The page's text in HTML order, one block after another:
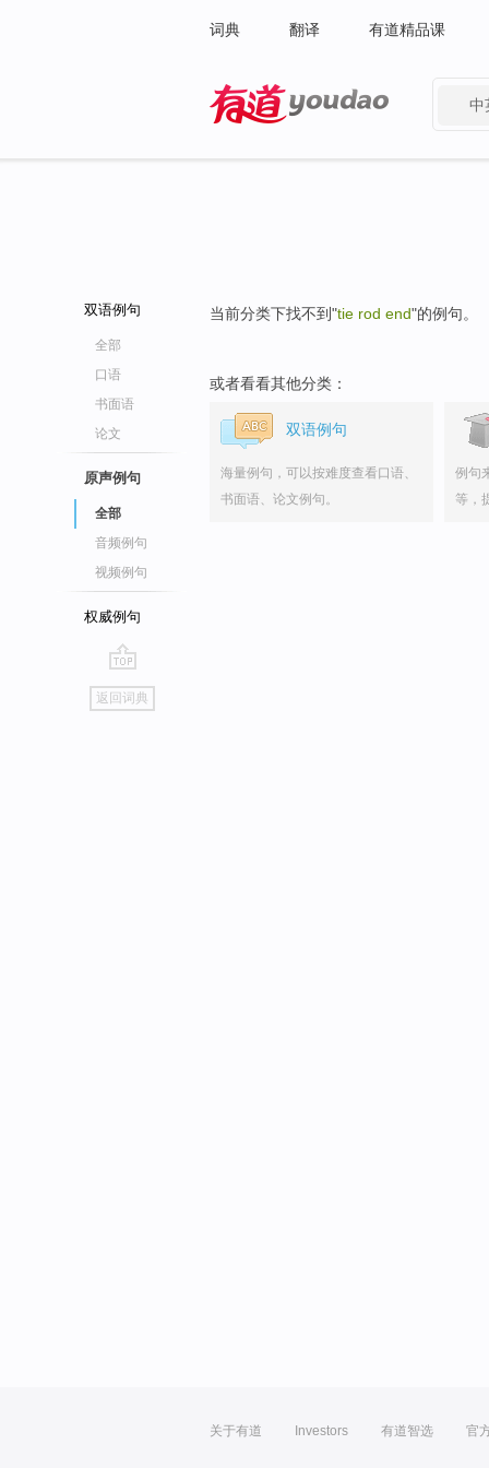
词典 翻译 有道精品课
中
双语例句
全部
口语
书面语
论文
原声例句
全部
音频例句
视频例句
权威例句
go
top
返回词典
当前分类下找不到"tie rod end"的例句。
或者看看其他分类：
双语例句
海量例句，可以按难度查看口语、
书面语、论文例句。
例句
等，
关于有道 Investors 有道智选 官